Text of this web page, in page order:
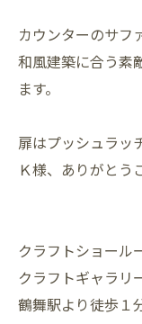
カウンターのサフ
和風建築に合う素
ます。
扉はプッシュラッ
Ｋ様、ありがとう
クラフトショール
クラフトギャラ
鶴舞駅より徒歩１